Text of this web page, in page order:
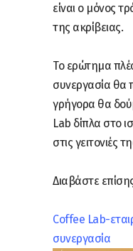
είναι ο μόνος
της ακρίβειας.
Το ερώτημα
συνεργασία θα
γρήγορα θα
Lab δίπλα στο
στις γειτονιές
Διαβάστε
Coffee Lab-
συνεργασία